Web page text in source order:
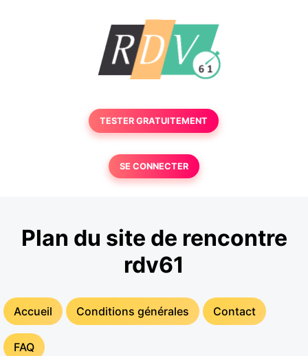
TESTER GRATUITEMENT
SE CONNECTER
Plan du site de rencontre
rdv61
Accueil Conditions générales Contact
FAQ